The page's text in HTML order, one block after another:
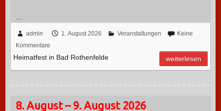
admin 1. August 2026 Veranstaltungen
Keine
Kommentare
Heimatfest in Bad Rothenfelde weiterlesen
8. August – 9. August 2026